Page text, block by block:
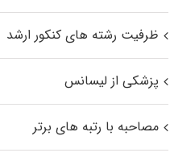
ظرفیت رشته های کنکور ارشد
پزشکی از لیسانس
مصاحبه با رتبه های برتر